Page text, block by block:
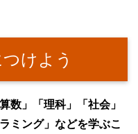
けよう
数」「理科」「社会」
ミング」などを学ぶこ